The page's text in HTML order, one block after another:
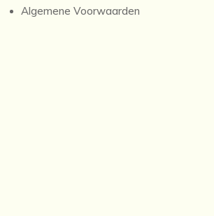
Algemene Voorwaarden